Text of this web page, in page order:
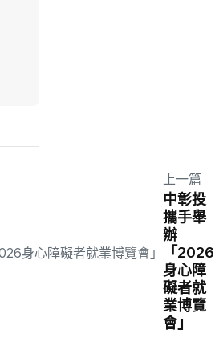
上一篇
中彰投
攜手舉
辦
「2026
身心障
礙者就
業博覽
會」